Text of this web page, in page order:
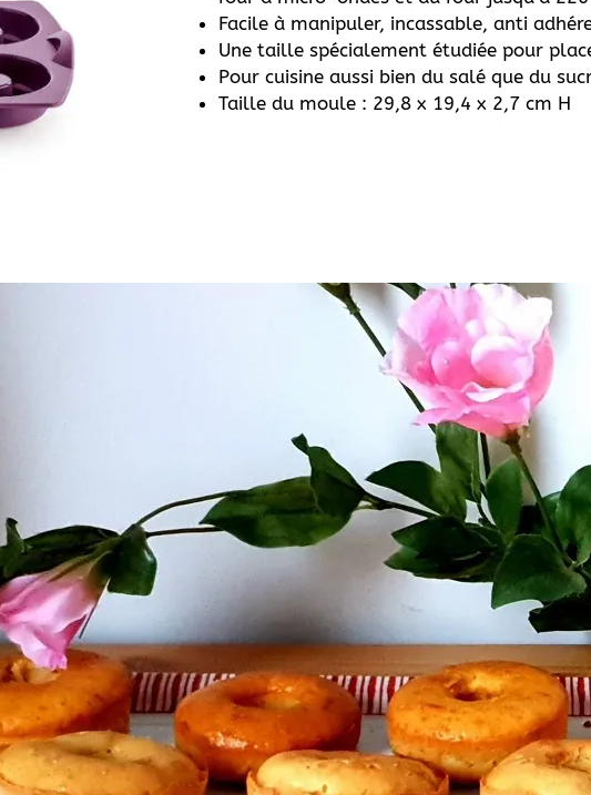
Facile à manipuler, incassable, anti
Une taille spécialement étudiée pour
Pour cuisine aussi bien du salé que du
Taille du moule : 29,8 x 19,4 x 2,7 cm H